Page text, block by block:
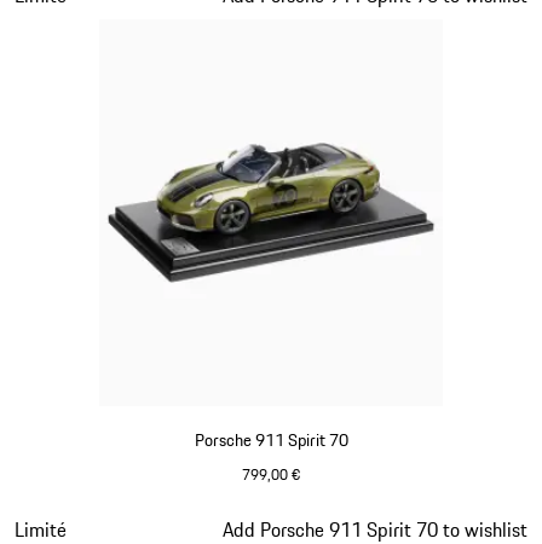
Porsche 911 Spirit 70
799,00 €
Limité Add Porsche 911 Spirit 70 to wishlist
Diapositive 13 sur 20